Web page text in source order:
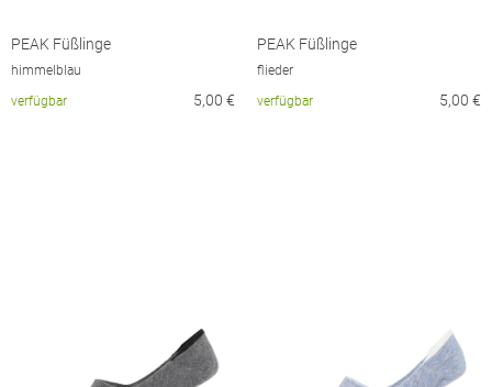
PEAK Füßlinge
himmelblau
verfügbar
5,00 €
PEAK Füßlinge
flieder
verfügbar
5,00 €